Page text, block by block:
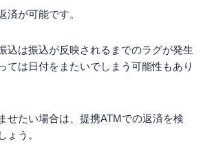
済が可能です。
込は振込が反映されるまでのラグが発生
ては日付をまたいでしまう可能性もあり
せたい場合は、提携ATMでの返済を検
ょう。